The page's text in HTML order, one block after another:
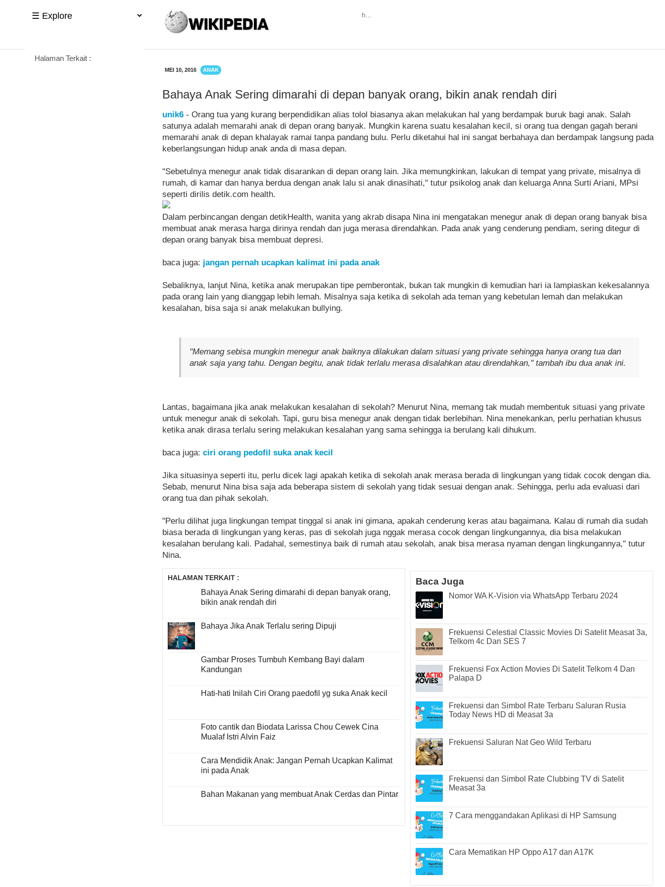
Halaman Terkait :
MEI 10, 2016 ANAK
Bahaya Anak Sering dimarahi di depan banyak orang, bikin anak rendah diri
unik6 - Orang tua yang kurang berpendidikan alias tolol biasanya akan melakukan hal yang berdampak buruk bagi anak. Salah
satunya adalah memarahi anak di depan orang banyak. Mungkin karena suatu kesalahan kecil, si orang tua dengan gagah berani
memarahi anak di depan khalayak ramai tanpa pandang bulu. Perlu diketahui hal ini sangat berbahaya dan berdampak langsung pada
keberlangsungan hidup anak anda di masa depan.
"Sebetulnya menegur anak tidak disarankan di depan orang lain. Jika memungkinkan, lakukan di tempat yang private, misalnya di
rumah, di kamar dan hanya berdua dengan anak lalu si anak dinasihati," tutur psikolog anak dan keluarga Anna Surti Ariani, MPsi
seperti dirilis detik.com health.
Dalam perbincangan dengan detikHealth, wanita yang akrab disapa Nina ini mengatakan menegur anak di depan orang banyak bisa
membuat anak merasa harga dirinya rendah dan juga merasa direndahkan. Pada anak yang cenderung pendiam, sering ditegur di
depan orang banyak bisa membuat depresi.
baca juga: jangan pernah ucapkan kalimat ini pada anak
Sebaliknya, lanjut Nina, ketika anak merupakan tipe pemberontak, bukan tak mungkin di kemudian hari ia lampiaskan kekesalannya
pada orang lain yang dianggap lebih lemah. Misalnya saja ketika di sekolah ada teman yang kebetulan lemah dan melakukan
kesalahan, bisa saja si anak melakukan bullying.
"Memang sebisa mungkin menegur anak baiknya dilakukan dalam situasi yang private sehingga hanya orang tua dan
anak saja yang tahu. Dengan begitu, anak tidak terlalu merasa disalahkan atau direndahkan," tambah ibu dua anak ini.
Lantas, bagaimana jika anak melakukan kesalahan di sekolah? Menurut Nina, memang tak mudah membentuk situasi yang private
untuk menegur anak di sekolah. Tapi, guru bisa menegur anak dengan tidak berlebihan. Nina menekankan, perlu perhatian khusus
ketika anak dirasa terlalu sering melakukan kesalahan yang sama sehingga ia berulang kali dihukum.
baca juga: ciri orang pedofil suka anak kecil
Jika situasinya seperti itu, perlu dicek lagi apakah ketika di sekolah anak merasa berada di lingkungan yang tidak cocok dengan dia.
Sebab, menurut Nina bisa saja ada beberapa sistem di sekolah yang tidak sesuai dengan anak. Sehingga, perlu ada evaluasi dari
orang tua dan pihak sekolah.
"Perlu dilihat juga lingkungan tempat tinggal si anak ini gimana, apakah cenderung keras atau bagaimana. Kalau di rumah dia sudah
biasa berada di lingkungan yang keras, pas di sekolah juga nggak merasa cocok dengan lingkungannya, dia bisa melakukan
kesalahan berulang kali. Padahal, semestinya baik di rumah atau sekolah, anak bisa merasa nyaman dengan lingkungannya," tutur
Nina.
HALAMAN TERKAIT :
Bahaya Anak Sering dimarahi di depan banyak orang,
bikin anak rendah diri
Bahaya Jika Anak Terlalu sering Dipuji
Gambar Proses Tumbuh Kembang Bayi dalam
Kandungan
Hati-hati Inilah Ciri Orang paedofil yg suka Anak kecil
Foto cantik dan Biodata Larissa Chou Cewek Cina
Mualaf Istri Alvin Faiz
Cara Mendidik Anak: Jangan Pernah Ucapkan Kalimat
ini pada Anak
Bahan Makanan yang membuat Anak Cerdas dan Pintar
Baca Juga
Nomor WA K-Vision via WhatsApp Terbaru 2024
Frekuensi Celestial Classic Movies Di Satelit Measat 3a,
Telkom 4c Dan SES 7
Frekuensi Fox Action Movies Di Satelit Telkom 4 Dan
Palapa D
Frekuensi dan Simbol Rate Terbaru Saluran Rusia
Today News HD di Measat 3a
Frekuensi Saluran Nat Geo Wild Terbaru
Frekuensi dan Simbol Rate Clubbing TV di Satelit
Measat 3a
7 Cara menggandakan Aplikasi di HP Samsung
Cara Mematikan HP Oppo A17 dan A17K